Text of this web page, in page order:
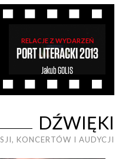
RELACJE Z WYDARZEŃ
PORT LITERACKI 2013
JakubGOLIS
DŹWIĘKI
KONCERTÓW I AUDYCJI